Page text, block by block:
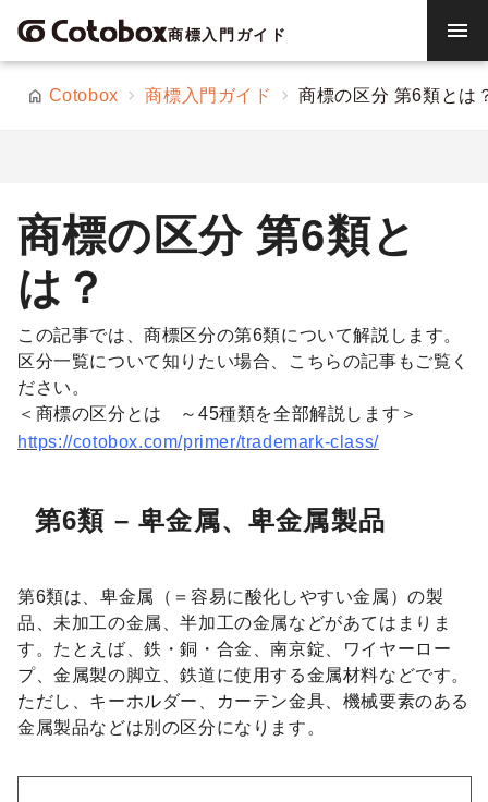
商標入門ガイド menu
Cotobox 商標入門ガイド 商標の区分 第6類とは
商標の区分 第6類と
は？
この記事では、商標区分の第6類について解説します。
区分一覧について知りたい場合、こちらの記事もご覧く
ださい。
＜商標の区分とは ～45種類を全部解説します＞
https://cotobox.com/primer/trademark-class/
第6類 – 卑金属、卑金属製品
第6類は、卑金属（＝容易に酸化しやすい金属）の製
品、未加工の金属、半加工の金属などがあてはまりま
す。たとえば、鉄・銅・合金、南京錠、ワイヤーロー
プ、金属製の脚立、鉄道に使用する金属材料などです。
ただし、キーホルダー、カーテン金具、機械要素のある
金属製品などは別の区分になります。